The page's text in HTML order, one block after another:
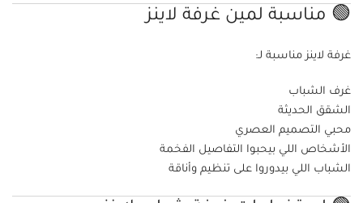
🟢 مناسبة لمين غرفة لاينز
غرفة لاينز مناسبة لـ:
غرف الشباب
الشقق الحديثة
محبي التصميم العصري
الأشخاص اللي بيحبوا التفاصيل الفخمة
الشباب اللي بيدوروا على تنظيم وأناقة